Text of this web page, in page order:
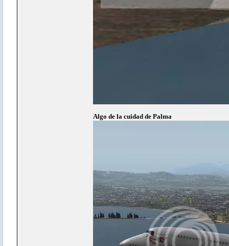
Algo de la cuidad de Palma